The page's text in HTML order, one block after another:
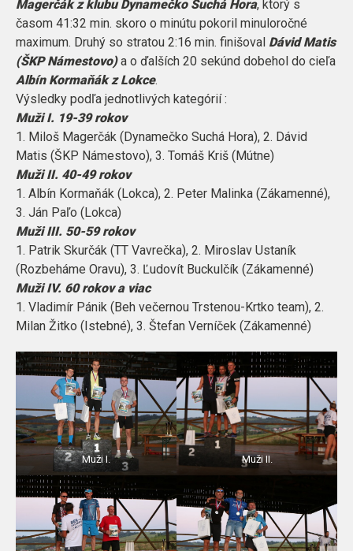
Magerčák z klubu Dynamečko Suchá Hora, ktorý s
časom 41:32 min. skoro o minútu pokoril minuloročné
maximum. Druhý so stratou 2:16 min. finišoval Dávid Matis
(ŠKP Námestovo)a o ďalších 20 sekúnd dobehol do cieľa
Albín Kormaňák z Lokce.
Výsledky podľa jednotlivých kategórií :
Muži I. 19-39 rokov
1. Miloš Magerčák (Dynamečko Suchá Hora), 2. Dávid
Matis (ŠKP Námestovo), 3. Tomáš Kriš (Mútne)
Muži II. 40-49 rokov
1. Albín Kormaňák (Lokca), 2. Peter Malinka (Zákamenné),
3. Ján Paľo (Lokca)
Muži III. 50-59 rokov
1. Patrik Skurčák (TT Vavrečka), 2. Miroslav Ustaník
(Rozbeháme Oravu), 3. Ľudovít Buckulčík (Zákamenné)
Muži IV. 60 rokov a viac
1. Vladimír Pánik (Beh večernou Trstenou-Krtko team), 2.
Milan Žitko (Istebné), 3. Štefan Verníček (Zákamenné)
Muži I. Muži II.